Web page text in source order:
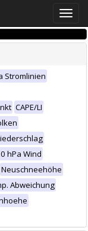
Toggle
Stromlinien
CAPE/LI
hPa Wind
Neuschneehöhe
Abweichung